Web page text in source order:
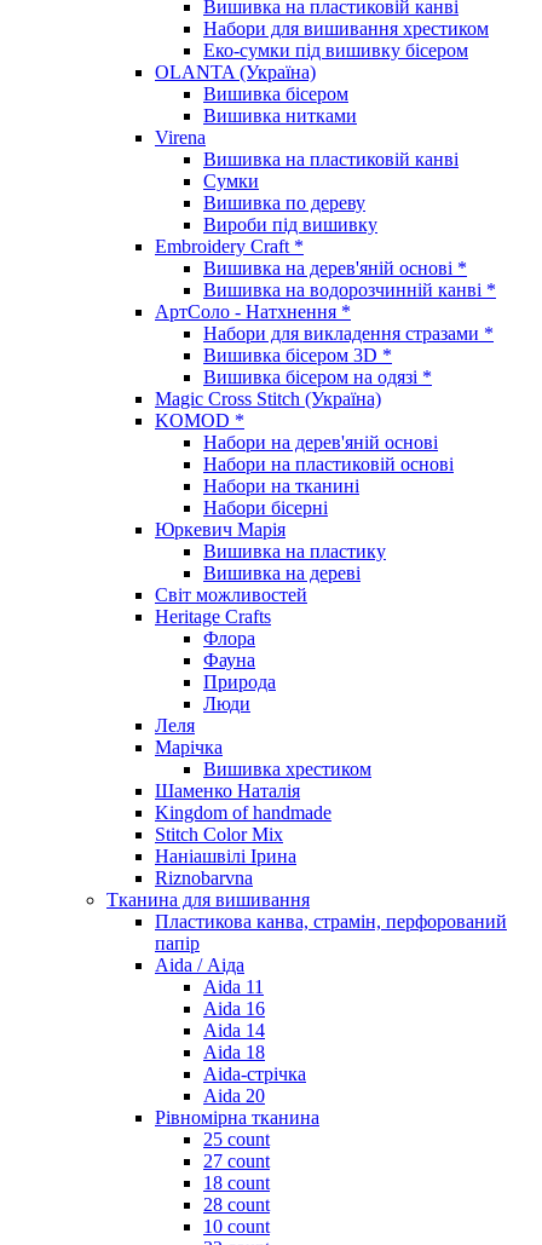
Вишивка на пластиковій канві
Набори для вишивання хрестиком
Еко-сумки під вишивку бісером
OLANTA (Україна)
Вишивка бісером
Вишивка нитками
Virena
Вишивка на пластиковій канві
Сумки
Вишивка по дереву
Вироби під вишивку
Embroidery Craft *
Вишивка на дерев'яній основі *
Вишивка на водорозчинній канві *
АртСоло - Натхнення *
Набори для викладення стразами *
Вишивка бісером 3D *
Вишивка бісером на одязі *
Magic Cross Stitch (Україна)
KOMOD *
Набори на дерев'яній основі
Набори на пластиковій основі
Набори на тканині
Набори бісерні
Юркевич Марія
Вишивка на пластику
Вишивка на дереві
Світ можливостей
Heritage Crafts
Флора
Фауна
Природа
Люди
Леля
Марічка
Вишивка хрестиком
Шаменко Наталія
Kingdom of handmade
Stitch Color Mix
Наніашвілі Ірина
Riznobarvna
Тканина для вишивання
Пластикова канва, страмін, перфорований
папір
Aida / Аіда
Aida 11
Aida 16
Aida 14
Aida 18
Aida-стрічка
Aida 20
Рівномірна тканина
25 count
27 count
18 count
28 count
10 count